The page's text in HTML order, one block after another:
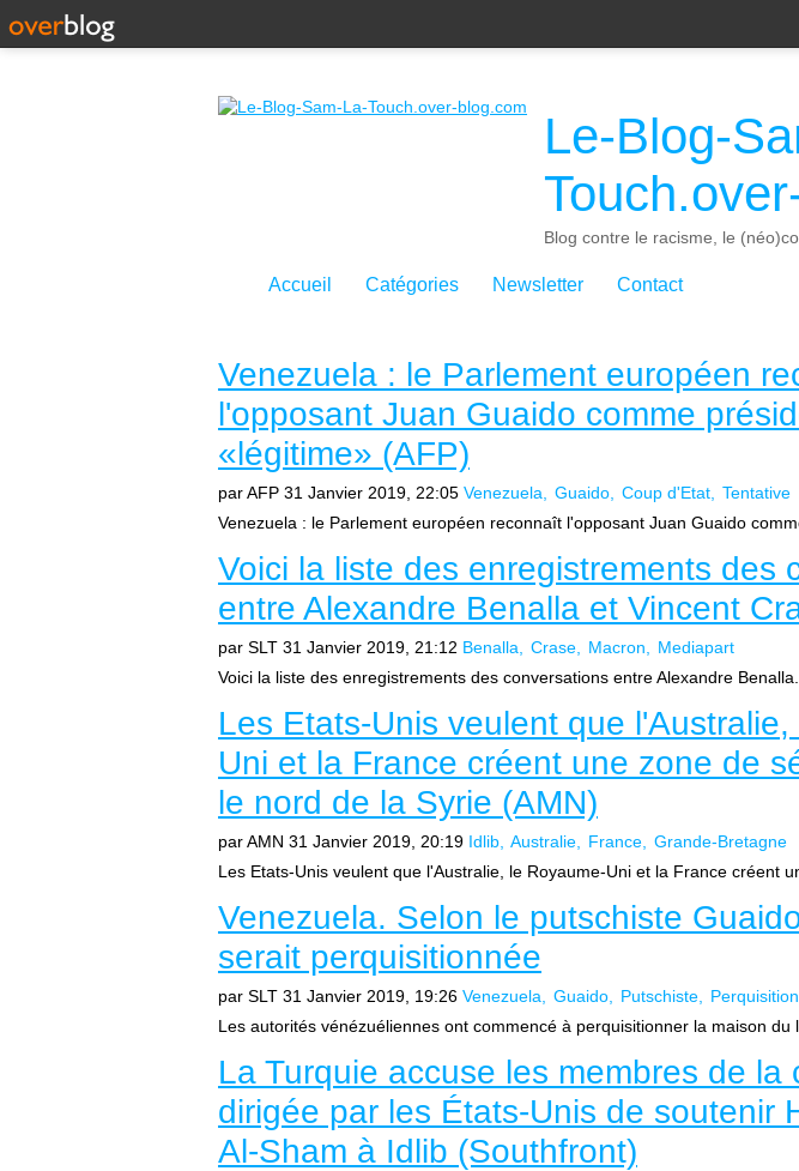
Le-Blog-
Blog contre le racisme, le
Accueil Catégories Newsletter Contact
Venezuela : le Parlement européen
l'opposant Juan Guaido comme
«légitime» (AFP)
par AFP 31 Janvier 2019, 22:05 Venezuela Guaido Coup d'Etat
Tentative
Venezuela : le Parlement européen reconnaît l'opposant Juan Guaido
Voici la liste des enregistrements des
entre Alexandre Benalla et Vincent
par SLT 31 Janvier 2019, 21:12 Benalla Crase Macron
Mediapart
Voici la liste des enregistrements des conversations entre Alexandre Benalla...
Les Etats-Unis veulent que
Uni et la France créent une zone de
le nord de la Syrie (AMN)
par AMN 31 Janvier 2019, 20:19 Idlib Australie France
Grande-Bretagne
Les Etats-Unis veulent que l'Australie, le Royaume-Uni et la France créent
Venezuela. Selon le putschiste
serait perquisitionnée
par SLT 31 Janvier 2019, 19:26 Venezuela Guaido Putschiste
Perquisition
Les autorités vénézuéliennes ont commencé à perquisitionner la maison du
La Turquie accuse les membres de la
dirigée par les États-Unis de soutenir
Al-Sham à Idlib (Southfront)